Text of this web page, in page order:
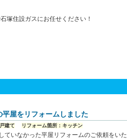
塚住設ガスにお任せください！
平屋をリフォームしました
建て リフォーム箇所：キッチン
ていなかった平屋リフォームのご依頼をいた